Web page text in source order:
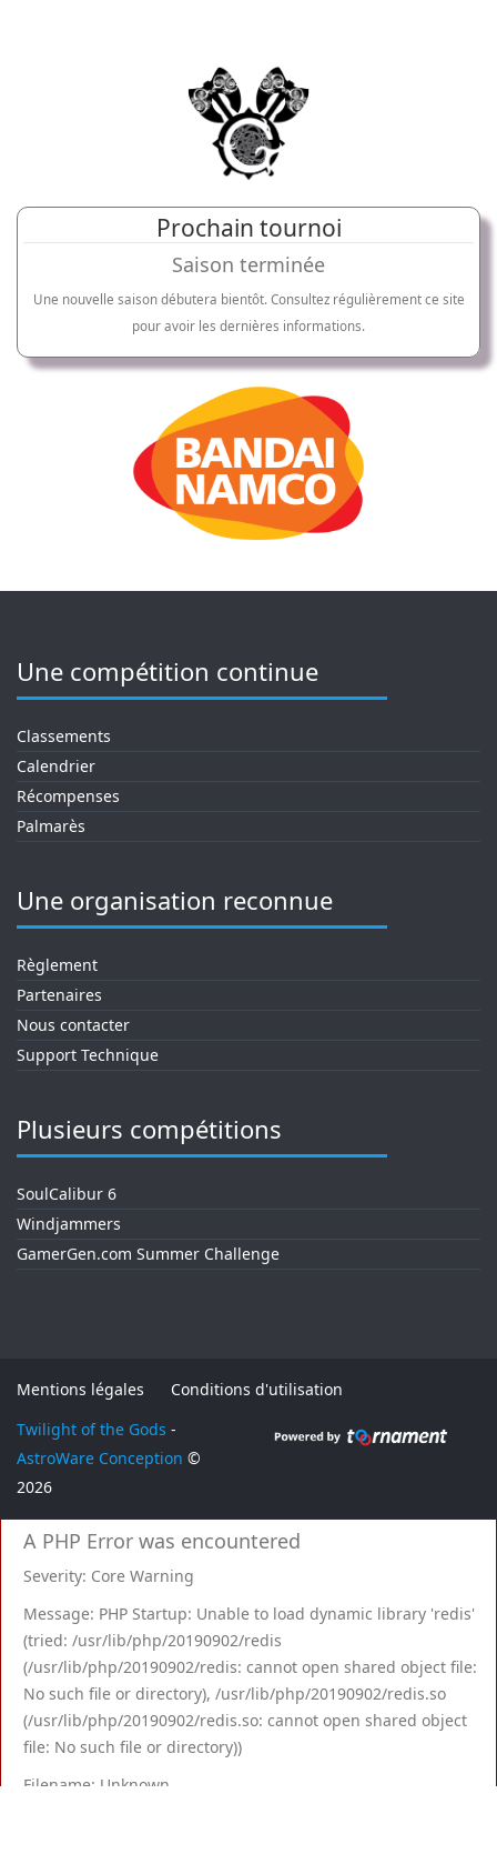
Prochain tournoi
Saison terminée
Une nouvelle saison débutera bientôt. Consultez régulièrement ce site
pour avoir les dernières informations.
Une compétition continue
Classements
Calendrier
Récompenses
Palmarès
Une organisation reconnue
Règlement
Partenaires
Nous contacter
Support Technique
Plusieurs compétitions
SoulCalibur 6
Windjammers
GamerGen.com Summer Challenge
Mentions légales
Conditions d'utilisation
Twilight of the Gods -
AstroWare Conception ©
2026
A PHP Error was encountered
Severity: Core Warning
Message: PHP Startup: Unable to load dynamic library 'redis'
(tried: /usr/lib/php/20190902/redis
(/usr/lib/php/20190902/redis: cannot open shared object file:
No such file or directory), /usr/lib/php/20190902/redis.so
(/usr/lib/php/20190902/redis.so: cannot open shared object
file: No such file or directory))
Filename: Unknown